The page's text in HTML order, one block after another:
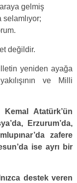
gelmiş
değildir.
yeniden ayağa
ve Milli
Atatürk’ün
Erzurum’da,
zafere
ise ayrı bir
destek veren